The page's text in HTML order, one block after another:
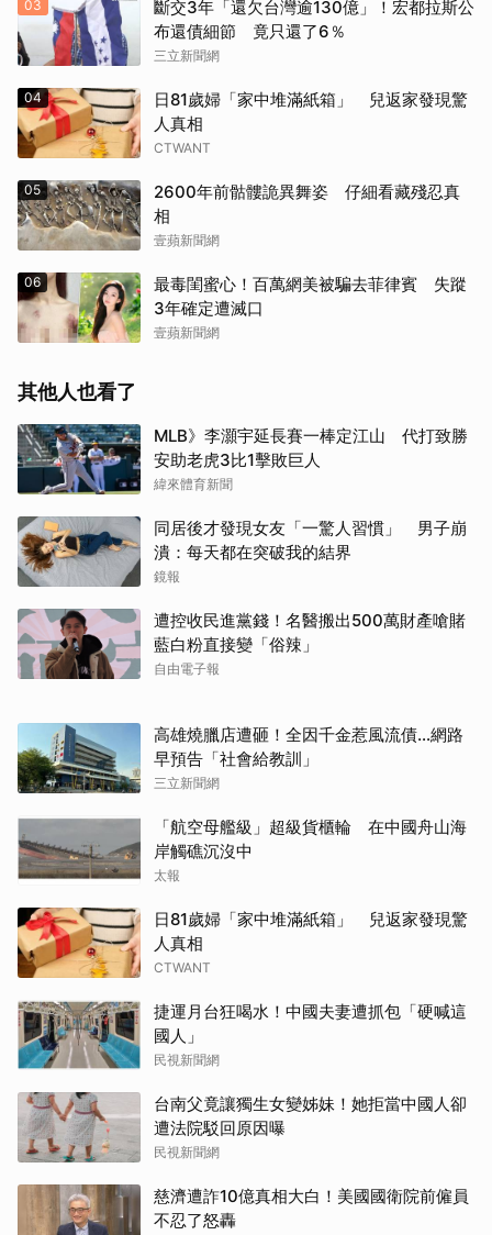
03
斷交3年「還欠台灣逾130億」！宏都拉斯公
布還債細節 竟只還了6％
三立新聞網
04
日81歲婦「家中堆滿紙箱」 兒返家發現驚
人真相
CTWANT
05
2600年前骷髏詭異舞姿 仔細看藏殘忍真
相
壹蘋新聞網
06
最毒閨蜜心！百萬網美被騙去菲律賓 失蹤
3年確定遭滅口
壹蘋新聞網
其他人也看了
MLB》李灝宇延長賽一棒定江山 代打致勝
安助老虎3比1擊敗巨人
緯來體育新聞
同居後才發現女友「一驚人習慣」 男子崩
潰：每天都在突破我的結界
鏡報
遭控收民進黨錢！名醫搬出500萬財產嗆賭
藍白粉直接變「俗辣」
自由電子報
高雄燒臘店遭砸！全因千金惹風流債…網路
早預告「社會給教訓」
三立新聞網
「航空母艦級」超級貨櫃輪 在中國舟山海
岸觸礁沉沒中
太報
日81歲婦「家中堆滿紙箱」 兒返家發現驚
人真相
CTWANT
捷運月台狂喝水！中國夫妻遭抓包「硬喊這
國人」
民視新聞網
台南父竟讓獨生女變姊妹！她拒當中國人卻
遭法院駁回原因曝
民視新聞網
慈濟遭詐10億真相大白！美國國衛院前僱員
不忍了怒轟